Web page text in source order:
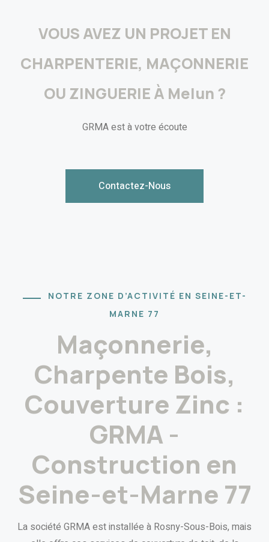
VOUS AVEZ UN PROJET EN
CHARPENTERIE, MAÇONNERIE
OU ZINGUERIE À Melun ?
GRMA est à votre écoute
Contactez-Nous
NOTRE ZONE D’ACTIVITÉ EN SEINE-ET-
MARNE 77
Maçonnerie,
Charpente Bois,
Couverture Zinc :
GRMA -
Construction en
Seine-et-Marne 77
La société GRMA est installée à Rosny-Sous-Bois, mais